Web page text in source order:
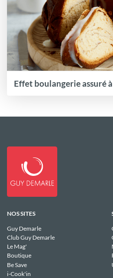
Effet boulangerie assuré
NOS SITES
Guy Demarle
Club Guy Demarle
Le Mag'
Boutique
Be Save
i-Cook'in